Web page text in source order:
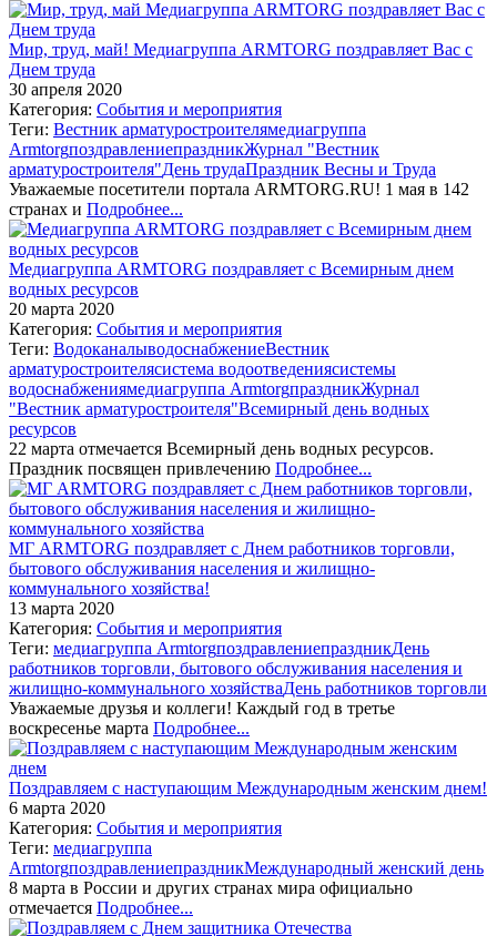
Мир, труд, май! Медиагруппа ARMTORG поздравляет Вас с
Днем труда
30 апреля 2020
Категория: События и мероприятия
Теги: Вестник арматуростроителямедиагруппа
ArmtorgпоздравлениепраздникЖурнал "Вестник
арматуростроителя"День трудаПраздник Весны и Труда
Уважаемые посетители портала ARMTORG.RU! 1 мая в 142
странах и Подробнее...
Медиагруппа ARMTORG поздравляет с Всемирным днем
водных ресурсов
20 марта 2020
Категория: События и мероприятия
Теги: ВодоканалыводоснабжениеВестник
арматуростроителясистема водоотведениясистемы
водоснабжениямедиагруппа ArmtorgпраздникЖурнал
"Вестник арматуростроителя"Всемирный день водных
ресурсов
22 марта отмечается Всемирный день водных ресурсов.
Праздник посвящен привлечению Подробнее...
МГ ARMTORG поздравляет с Днем работников торговли,
бытового обслуживания населения и жилищно-
коммунального хозяйства!
13 марта 2020
Категория: События и мероприятия
Теги: медиагруппа ArmtorgпоздравлениепраздникДень
работников торговли, бытового обслуживания населения и
жилищно-коммунального хозяйстваДень работников торговли
Уважаемые друзья и коллеги! Каждый год в третье
воскресенье марта Подробнее...
Поздравляем с наступающим Международным женским днем!
6 марта 2020
Категория: События и мероприятия
Теги: медиагруппа
ArmtorgпоздравлениепраздникМеждународный женский день
8 марта в России и других странах мира официально
отмечается Подробнее...